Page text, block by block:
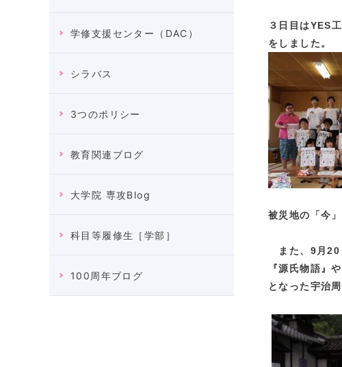
学修支援センター（DAC）
シラバス
3つのポリシー
教育関連ブログ
大学院 専攻Blog
科目等履修生［学部］
100周年ブログ
３日目はYES
をしました。
被災 地の「今
また、9月20
『源氏物語』
となった宇治